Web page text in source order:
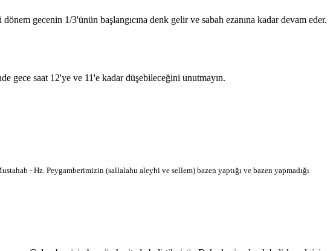
gecenin 1/3'ünün başlangıcına denk gelir ve sabah ezanına kadar devam eder.
gece saat 12'ye ve 11'e kadar düşebileceğini unutmayın.
- Hz. Peygamberimizin (sallalahu aleyhi ve sellem) bazen yaptığı ve bazen yapmadığı